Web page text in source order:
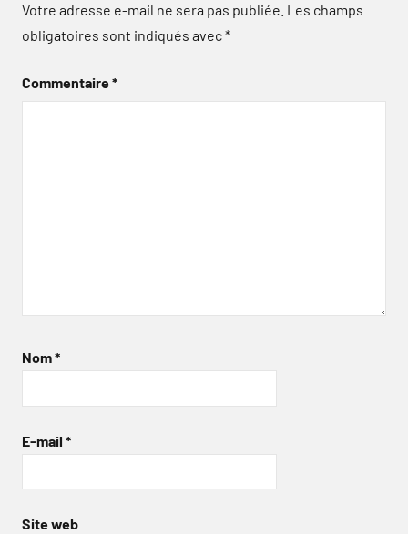
Votre adresse e-mail ne sera pas publiée. Les champs
obligatoires sont indiqués avec*
Commentaire*
Nom*
E-mail *
Site web